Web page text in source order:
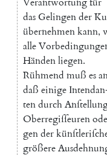
das Gelingender
übernehmenkann,
alle
Händenliegen.
Rühmend muß es
daß einige
tendurch
Oberregiſſeuren
gender
größere